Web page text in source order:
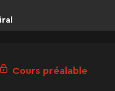
Cours préalable